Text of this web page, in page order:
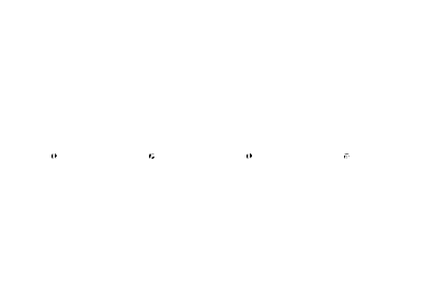
会展资讯 总部经济 服务咨询 热点专题